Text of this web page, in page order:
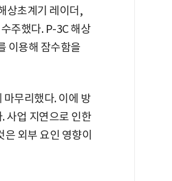
상초계기 레이더,
주했다. P-3C 해상
이용해 잠수함을
무리했다. 이에 방
사업 지연으로 인한
외부 요인 영향이